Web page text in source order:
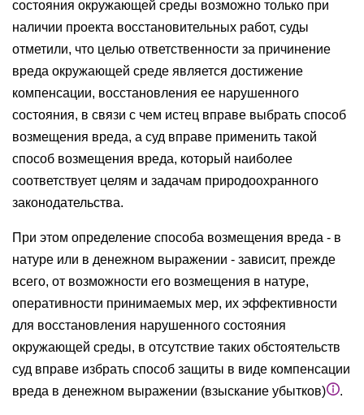
состояния окружающей среды возможно только при
наличии проекта восстановительных работ, суды
отметили, что целью ответственности за причинение
вреда окружающей среде является достижение
компенсации, восстановления ее нарушенного
состояния, в связи с чем истец вправе выбрать способ
возмещения вреда, а суд вправе применить такой
способ возмещения вреда, который наиболее
соответствует целям и задачам природоохранного
законодательства.
При этом определение способа возмещения вреда - в
натуре или в денежном выражении - зависит, прежде
всего, от возможности его возмещения в натуре,
оперативности принимаемых мер, их эффективности
для восстановления нарушенного состояния
окружающей среды, в отсутствие таких обстоятельств
суд вправе избрать способ защиты в виде компенсации
вреда в денежном выражении (взыскание убытков)
.